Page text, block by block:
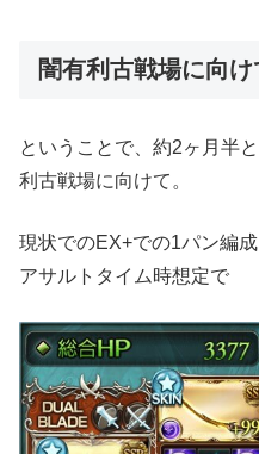
闇有利古戦場に向け
ということで、約2ヶ月半
利古戦場に向けて。
現状でのEX+での1パン編
アサルトタイム時想定で